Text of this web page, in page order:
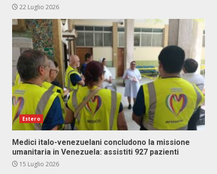
22 Luglio 2026
Estero
Medici italo-venezuelani concludono la missione
umanitaria in Venezuela: assistiti 927 pazienti
15 Luglio 2026